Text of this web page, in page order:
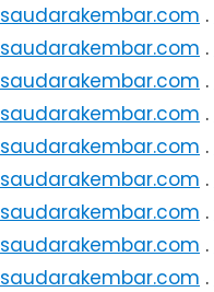
saudarakembar.com .
saudarakembar.com .
saudarakembar.com .
saudarakembar.com .
saudarakembar.com .
saudarakembar.com .
saudarakembar.com .
saudarakembar.com .
saudarakembar.com .